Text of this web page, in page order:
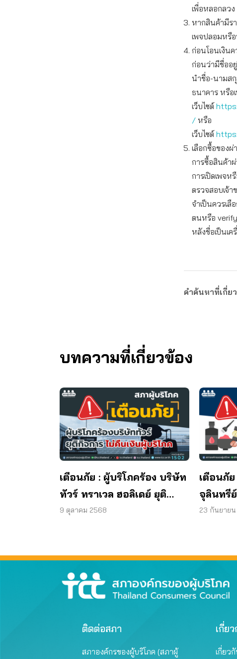
เพื่อหลอกลวง
หากสินค้ามีรา
เพจปลอมหรื
ก่อนโอนเงิน
ก่อนว่ามีชื่ออ
นำชื่อ-นามส
ธนาคาร หรือ
เว็บไซต์
/ หรือ
เว็บไซต์
เลือกซื้อของผ่
การซื้อสินค้า
การเปิดเพจห
ตรวจสอบเจ้
จำเป็นควรเ
ตนหรือ
หลังชื่อเป็นเ
คำค้นหาที่เกี่ย
บทความที่เกี่ยวข้อง
เตือนภัย : ผู้บริโภคร้อง บริษัท
ทัวร์ ทราเวล ฮอลิเดย์ ยุติ
กิจการ ไม่คืนเงินผู้บริโภค
9 ตุลาคม 2568
เตือนภั
จุลินทรี
พบแบคที
23 กันยาย
ติดต่อสภา
สภาองค์กรของผู้บริโภค (สภาผู้
เกี่ย
เกี่ยว